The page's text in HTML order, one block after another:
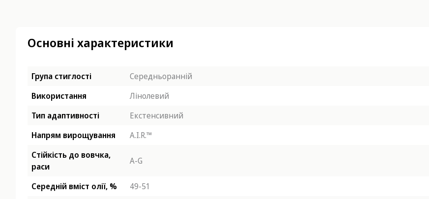
Основні характеристики
Група стиглості
Середньоранній
Використання
Лінолевий
Тип адаптивності
Екстенсивний
Напрям вирощування
A.I.R.™
Стійкість до вовчка,
раси
A-G
Середній вміст олії, %
49-51